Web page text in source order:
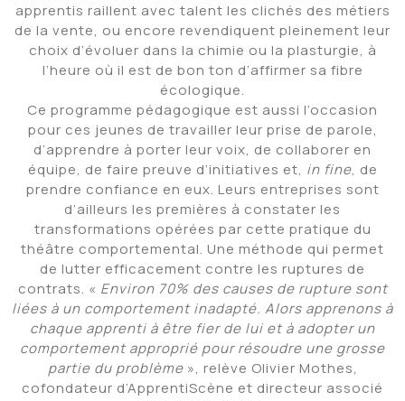
apprentis raillent avec talent les clichés des métiers
de la vente, ou encore revendiquent pleinement leur
choix d’évoluer dans la chimie ou la plasturgie, à
l’heure où il est de bon ton d’affirmer sa fibre
écologique.
Ce programme pédagogique est aussi l’occasion
pour ces jeunes de travailler leur prise de parole,
d’apprendre à porter leur voix, de collaborer en
équipe, de faire preuve d’initiatives et, in fine, de
prendre confiance en eux. Leurs entreprises sont
d’ailleurs les premières à constater les
transformations opérées par cette pratique du
théâtre comportemental. Une méthode qui permet
de lutter efficacement contre les ruptures de
contrats. « Environ 70% des causes de rupture sont
liées à un comportement inadapté. Alors apprenons à
chaque apprenti à être fier de lui et à adopter un
comportement approprié pour résoudre une grosse
partie du problème », relève Olivier Mothes,
cofondateur d’ApprentiScène et directeur associé